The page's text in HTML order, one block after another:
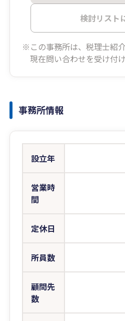
検討リスト
※この事務所は、税理士紹
現在問い合わせを受け付
事務所情報
設立年
営業時
間
定休日
所員数
顧問先
数